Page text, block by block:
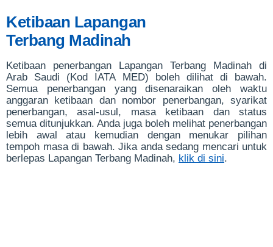
Ketibaan Lapangan
Terbang Madinah
Ketibaan penerbangan Lapangan Terbang Madinah di
Arab Saudi (Kod IATA MED) boleh dilihat di bawah.
Semua penerbangan yang disenaraikan oleh waktu
anggaran ketibaan dan nombor penerbangan, syarikat
penerbangan, asal-usul, masa ketibaan dan status
semua ditunjukkan. Anda juga boleh melihat penerbangan
lebih awal atau kemudian dengan menukar pilihan
tempoh masa di bawah. Jika anda sedang mencari untuk
berlepas Lapangan Terbang Madinah, klik di sini.